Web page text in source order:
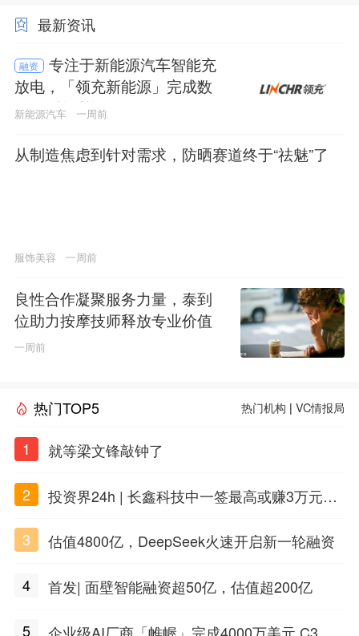
最新资讯
融资
专注于新能源汽车智能充
放电，「领充新能源」完成数
亿元C轮融资
新能源汽车 一周前
从制造焦虑到针对需求，防晒赛道终于“祛魅”了
服饰美容 一周前
良性合作凝聚服务力量，泰到
位助力按摩技师释放专业价值
一周前
热门TOP5 热门机构 |VC情报局
1 就等梁文锋敲钟了
2
投资界24h | 长鑫科技中一签最高或赚3万元；
兴质新域基金
3 估值4800亿，DeepSeek火速开启新一轮融资
4 首发| 面壁智能融资超50亿，估值超200亿
5